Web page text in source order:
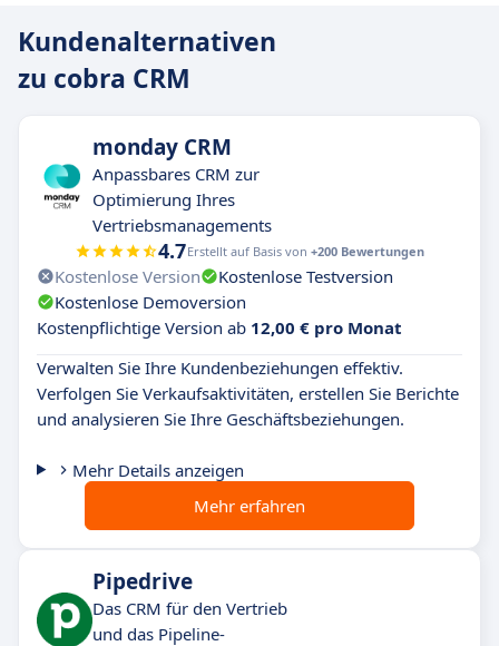
Kundenalternativen
zu cobra CRM
monday CRM
Anpassbares CRM zur
Optimierung Ihres
Vertriebsmanagements
4.7Erstellt auf Basis von +200 Bewertungen
Kostenlose Version
Kostenlose Testversion
Kostenlose Demoversion
Kostenpflichtige Version ab 12,00 € pro Monat
Verwalten Sie Ihre Kundenbeziehungen effektiv.
Verfolgen Sie Verkaufsaktivitäten, erstellen Sie Berichte
und analysieren Sie Ihre Geschäftsbeziehungen.
Mehr Details anzeigen
Mehr erfahren
Pipedrive
Das CRM für den Vertrieb
und das Pipeline-